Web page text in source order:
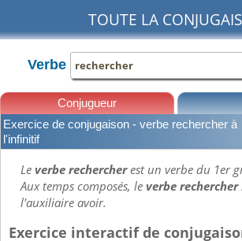
TOUTE LA
Verbe
Conjugueur
Exercice de conjugaison - verbe rechercher à
l'infinitif
Leverbe rechercherest un verbe du 1er
Aux temps composés, leverbe rechercher
l'auxiliaire avoir.
Exercice interactif de